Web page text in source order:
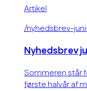
Artikel
/nyhedsbrev-
Nyhedsbrev
Sommeren står
første halvår af